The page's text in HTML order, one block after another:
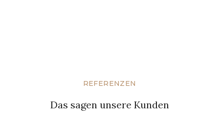
REFERENZEN
Das sagen unsere Kunden